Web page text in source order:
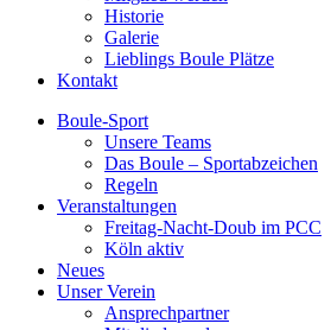
Historie
Galerie
Lieblings Boule Plätze
Kontakt
Boule-Sport
Unsere Teams
Das Boule – Sportabzeichen
Regeln
Veranstaltungen
Freitag-Nacht-Doub im PCC
Köln aktiv
Neues
Unser Verein
Ansprechpartner